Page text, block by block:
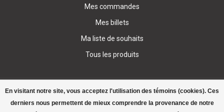
En visitant notre site, vous acceptez l'utilisation des témoins (cookies). Ces
derniers nous permettent de mieux comprendre la provenance de notre
Mes commandes
Mes billets
Ma liste de souhaits
Tous les produits